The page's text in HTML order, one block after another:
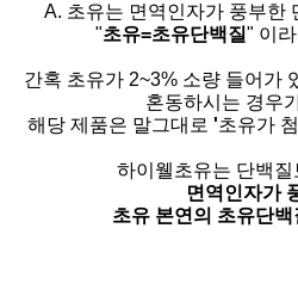
A. 초유는 면역인자가 풍부한
"초유=초유단백질" 이
간혹 초유가 2~3% 소량 들어가
혼동하시는 경우
해당 제품은 말그대로 '초유가
하이웰초유는 단백
면역인자가
초유 본연의 초유단백